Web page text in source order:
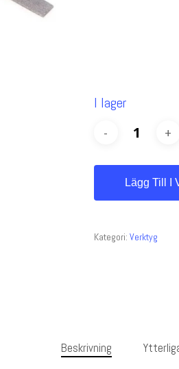
I lager
Lägg Till I
Kategori: Verktyg
Beskrivning